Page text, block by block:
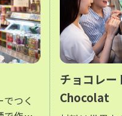
つく
チョコレ
Chocolat